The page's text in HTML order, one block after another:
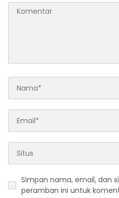
Simpan nama, email, dan
peramban ini untuk